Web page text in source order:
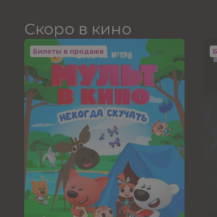
Скоро в кино
Билеты в продаже